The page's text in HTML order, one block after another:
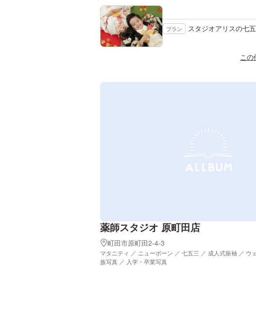
プラン スタジオアリスの七
この
薬師スタジオ 原町田店
町田市原町田2-4-3
マタニティ ／ ニューボーン ／ 七五三 ／ 成人式振袖 ／ ウ
族写真 ／ 入学・卒業写真